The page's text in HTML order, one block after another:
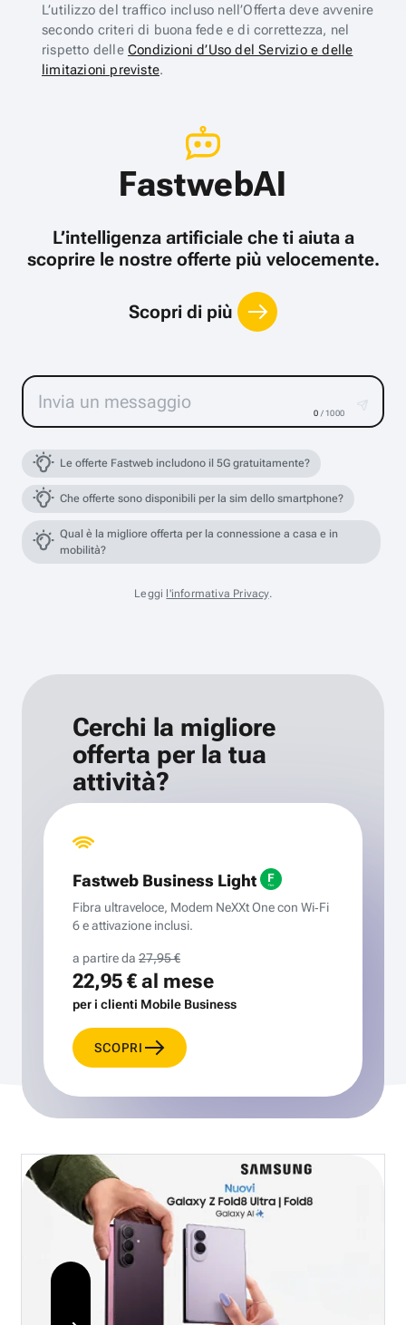
L’utilizzo del traffico incluso nell’Offerta deve avvenire
secondo criteri di buona fede e di correttezza, nel
rispetto delle Condizioni d’Uso del Servizio e delle
limitazioni previste.
FastwebAI
L’intelligenza artificiale che ti aiuta a
scoprire le nostre offerte più velocemente.
Scopri di più
0 / 1000
Le offerte Fastweb includono il 5G gratuitamente?
Che offerte sono disponibili per la sim dello smartphone?
Qual è la migliore offerta per la connessione a casa e in
mobilità?
Leggi l'informativa Privacy.
Cerchi la migliore
offerta per la tua
attività?
Fastweb Business Light
Fibra ultraveloce, Modem NeXXt One con Wi‑Fi
6 e attivazione inclusi.
a partire da 27,95 €
22,95 €al mese
per i clienti Mobile Business
SCOPRI